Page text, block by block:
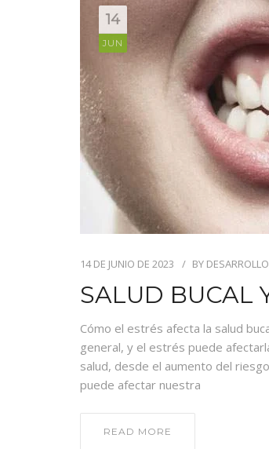
14
JUN
14 DE JUNIO DE 2023 BY DESARROLLO
SALUD BUCAL
Cómo el estrés afecta la salud
general, y el estrés puede
salud, desde el aumento del
puede afectar nuestra
READ MORE